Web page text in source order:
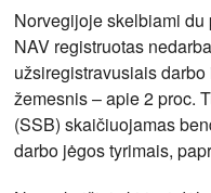
Norvegijoje skelbiami
NAV registruotas
užsiregistravusiais
žemesnis – apie 2 proc.
(SSB) skaičiuojamas
darbo jėgos tyrimais,